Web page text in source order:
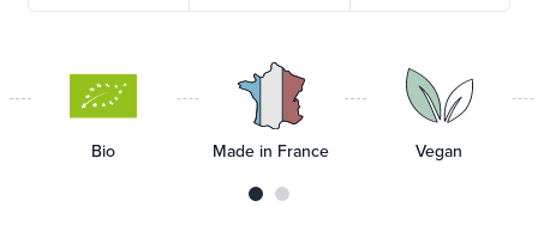
Bio Made in France Vegan